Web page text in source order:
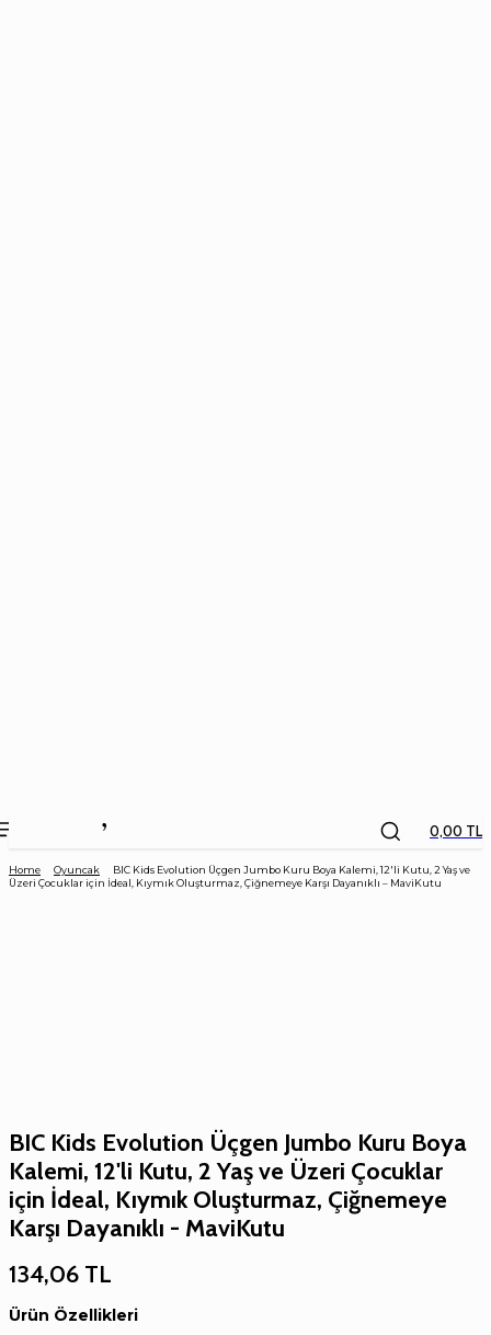
0,00 TL
Home Oyuncak
BIC Kids Evolution Üçgen Jumbo Kuru Boya Kalemi, 12'li Kutu, 2 Yaş ve
Üzeri Çocuklar için İdeal, Kıymık Oluşturmaz, Çiğnemeye Karşı Dayanıklı – MaviKutu
BIC Kids Evolution Üçgen Jumbo Kuru Boya
Kalemi, 12'li Kutu, 2 Yaş ve Üzeri Çocuklar
için İdeal, Kıymık Oluşturmaz, Çiğnemeye
Karşı Dayanıklı - MaviKutu
134,06 TL
Ürün Özellikleri